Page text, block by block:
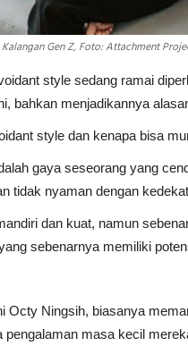
Gen Z, Foto: Attachment
style sedang ramai
bahkan menjadikannya
style dan kenapa bisa
gaya seseorang yang
tidak nyaman dengan
dan kuat, namun
sebenarnya memiliki
Octy Ningsih, biasanya
pengalaman masa kecil